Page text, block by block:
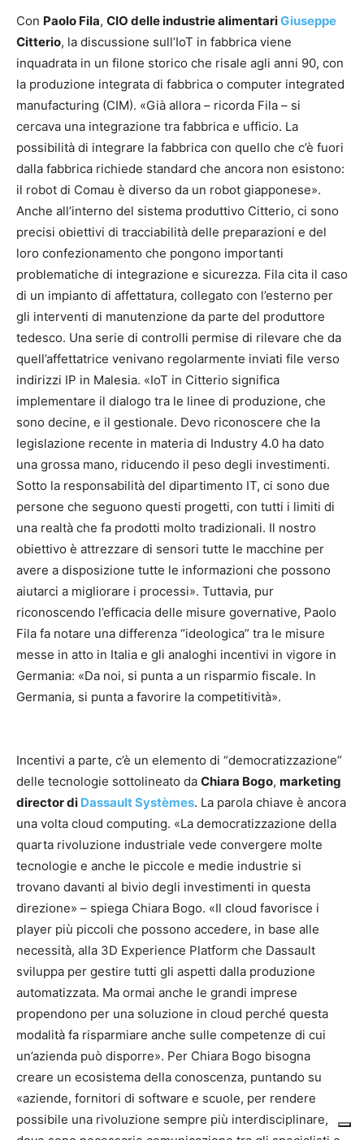
Con Paolo Fila, CIO delle industrie alimentariGiuseppe
Citterio, la discussione sull’IoT in fabbrica viene
inquadrata in un filone storico che risale agli anni 90, con
la produzione integrata di fabbrica o computer integrated
manufacturing (CIM). «Già allora – ricorda Fila – si
cercava una integrazione tra fabbrica e ufficio. La
possibilità di integrare la fabbrica con quello che c’è fuori
dalla fabbrica richiede standard che ancora non esistono:
il robot di Comau è diverso da un robot giapponese».
Anche all’interno del sistema produttivo Citterio, ci sono
precisi obiettivi di tracciabilità delle preparazioni e del
loro confezionamento che pongono importanti
problematiche di integrazione e sicurezza. Fila cita il caso
di un impianto di affettatura, collegato con l’esterno per
gli interventi di manutenzione da parte del produttore
tedesco. Una serie di controlli permise di rilevare che da
quell’affettatrice venivano regolarmente inviati file verso
indirizzi IP in Malesia. «IoT in Citterio significa
implementare il dialogo tra le linee di produzione, che
sono decine, e il gestionale. Devo riconoscere che la
legislazione recente in materia di Industry 4.0 ha dato
una grossa mano, riducendo il peso degli investimenti.
Sotto la responsabilità del dipartimento IT, ci sono due
persone che seguono questi progetti, con tutti i limiti di
una realtà che fa prodotti molto tradizionali. Il nostro
obiettivo è attrezzare di sensori tutte le macchine per
avere a disposizione tutte le informazioni che possono
aiutarci a migliorare i processi». Tuttavia, pur
riconoscendo l’efficacia delle misure governative, Paolo
Fila fa notare una differenza “ideologica” tra le misure
messe in atto in Italia e gli analoghi incentivi in vigore in
Germania: «Da noi, si punta a un risparmio fiscale. In
Germania, si punta a favorire la competitività».
Incentivi a parte, c’è un elemento di “democratizzazione”
delle tecnologie sottolineato da Chiara Bogo, marketing
director di Dassault Systèmes. La parola chiave è ancora
una volta cloud computing. «La democratizzazione della
quarta rivoluzione industriale vede convergere molte
tecnologie e anche le piccole e medie industrie si
trovano davanti al bivio degli investimenti in questa
direzione» – spiega Chiara Bogo. «Il cloud favorisce i
player più piccoli che possono accedere, in base alle
necessità, alla 3D Experience Platform che Dassault
sviluppa per gestire tutti gli aspetti dalla produzione
automatizzata. Ma ormai anche le grandi imprese
propendono per una soluzione in cloud perché questa
modalità fa risparmiare anche sulle competenze di cui
un’azienda può disporre». Per Chiara Bogo bisogna
creare un ecosistema della conoscenza, puntando su
«aziende, fornitori di software e scuole, per rendere
possibile una rivoluzione sempre più interdisciplinare,